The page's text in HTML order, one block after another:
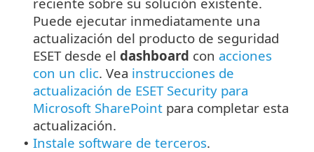
Puede ejecutar inmediatamente una
actualización del producto de seguridad
ESET desde el dashboard con acciones
con un clic. Vea instrucciones de
actualización de ESET Security para
Microsoft SharePoint para completar esta
actualización.
• Instale software de terceros.